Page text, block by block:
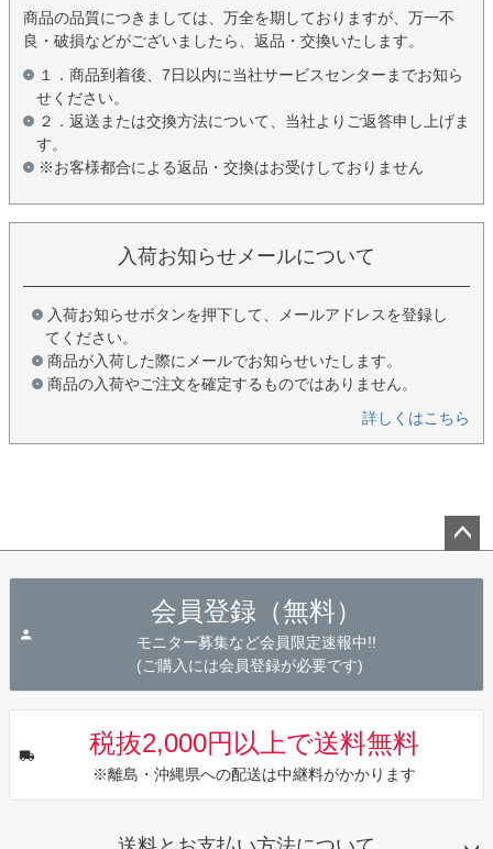
商品の品質につきましては、万全を期しておりますが、万一不
良・破損などがございましたら、返品・交換いたします。
１．商品到着後、7日以内に当社サービスセンターまでお知ら
せください。
２．返送または交換方法について、当社よりご返答申し上げま
す。
※お客様都合による返品・交換はお受けしておりません
入荷お知らせメールについて
入荷お知らせボタンを押下して、メールアドレスを登録し
てください。
商品が入荷した際にメールでお知らせいたします。
商品の入荷やご注文を確定するものではありません。
詳しくはこちら
会員登録（無料）
モニター募集など会員限定速報中!!
(ご購入には会員登録が必要です)
税抜2,000円以上で送料無料
※離島・沖縄県への配送は中継料がかかります